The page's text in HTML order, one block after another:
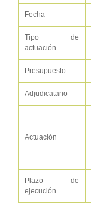
Fecha
Tipo de
actuación
Presupuesto
Adjudicatario
Actuación
Plazo de
ejecución